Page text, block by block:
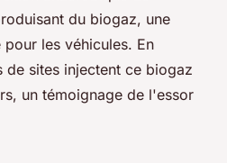
du biogaz, une
les véhicules. En
de sites injectent ce biogaz
un témoignage de l'essor